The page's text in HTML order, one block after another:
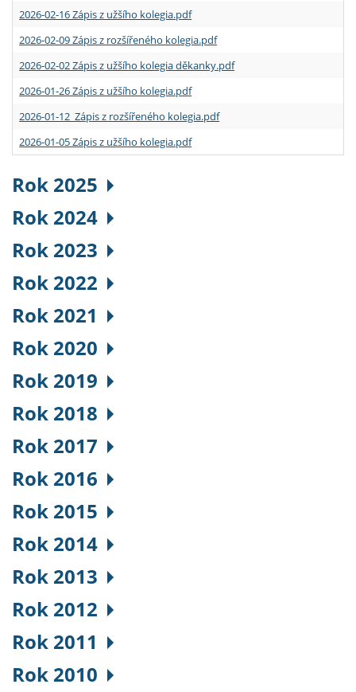
2026-02-16 Zápis z užšího kolegia.pdf
2026-02-09 Zápis z rozšířeného kolegia.pdf
2026-02-02 Zápis z užšího kolegia děkanky.pdf
2026-01-26 Zápis z užšího kolegia.pdf
2026-01-12 Zápis z rozšířeného kolegia.pdf
2026-01-05 Zápis z užšího kolegia.pdf
Rok 2025
Rok 2024
Rok 2023
Rok 2022
Rok 2021
Rok 2020
Rok 2019
Rok 2018
Rok 2017
Rok 2016
Rok 2015
Rok 2014
Rok 2013
Rok 2012
Rok 2011
Rok 2010